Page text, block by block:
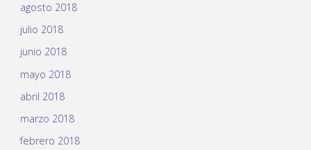
agosto 2018
julio 2018
junio 2018
mayo 2018
abril 2018
marzo 2018
febrero 2018